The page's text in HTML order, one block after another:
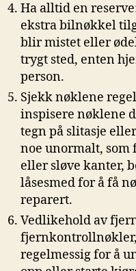
Ha alltid en
ekstra bilnøkkel
blir mistet eller
trygt sted, ​enten
person.
Sjekk nøklene⁣
inspisere nøklene
tegn på slitasje
noe unormalt, som
eller sløve⁣ kanter,
låsesmed for ⁣å få
reparert.
Vedlikehold av
regelmessig for å